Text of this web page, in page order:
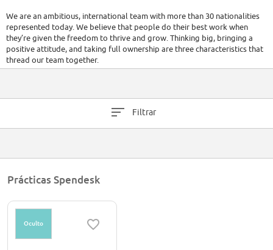
We are an ambitious, international team with more than 30 nationalities
represented today. We believe that people do their best work when
they’re given the freedom to thrive and grow. Thinking big, bringing a
positive attitude, and taking full ownership are three characteristics that
thread our team together.
Paris, Berlin, London and San Francisco, alongside many teammates
team, based in Paris, you will be in charge of the correct processing of all
requests.
Filtrar
Prácticas Spendesk
Oculto